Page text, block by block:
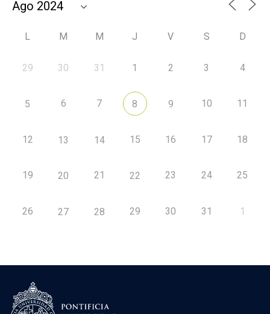
L M M J V S D
29 30 31 1 2 3 4
5 6 7 8 9 10 11
12 13 14 15 16 17 18
19 20 21 22 23 24 25
26 27 28 29 30 31 1